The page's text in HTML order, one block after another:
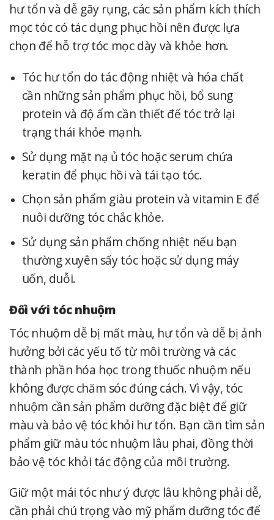
hư tổn và dễ gãy rụng, các sản phẩm kích thích
mọc tóc có tác dụng phục hồi nên được lựa
chọn để hỗ trợ tóc mọc dày và khỏe hơn.
Tóc hư tổn do tác động nhiệt và hóa chất
cần những sản phẩm phục hồi, bổ sung
protein và độ ẩm cần thiết để tóc trở lại
trạng thái khỏe mạnh.
Sử dụng mặt nạ ủ tóc hoặc serum chứa
keratin để phục hồi và tái tạo tóc.
Chọn sản phẩm giàu protein và vitamin E để
nuôi dưỡng tóc chắc khỏe.
Sử dụng sản phẩm chống nhiệt nếu bạn
thường xuyên sấy tóc hoặc sử dụng máy
uốn, duỗi.
Đối với tóc nhuộm
Tóc nhuộm dễ bị mất màu, hư tổn và dễ bị ảnh
hưởng bởi các yếu tố từ môi trường và các
thành phần hóa học trong thuốc nhuộm nếu
không được chăm sóc đúng cách. Vì vậy, tóc
nhuộm cần sản phẩm dưỡng đặc biệt để giữ
màu và bảo vệ tóc khỏi hư tổn. Bạn cần tìm sản
phẩm giữ màu tóc nhuộm lâu phai, đồng thời
bảo vệ tóc khỏi tác động của môi trường.
Giữ một mái tóc như ý được lâu không phải dễ,
cần phải chú trọng vào mỹ phẩm dưỡng tóc để